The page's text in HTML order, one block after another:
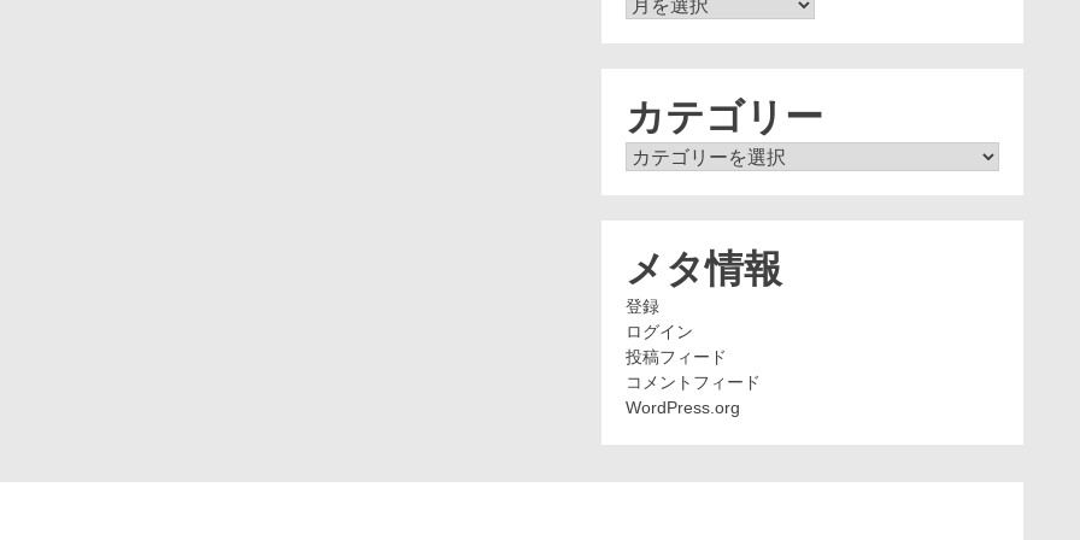
カテゴリー
カ
メタ情報
登録
ログイン
投稿フィード
コメントフィード
WordPress.org